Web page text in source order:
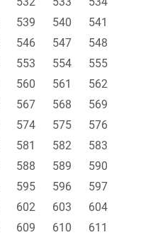
539 540
541
546 547
548
553 554
555
560 561
562
567 568
569
574 575
576
581 582
583
588 589
590
595 596
597
602 603
604
609 610
611